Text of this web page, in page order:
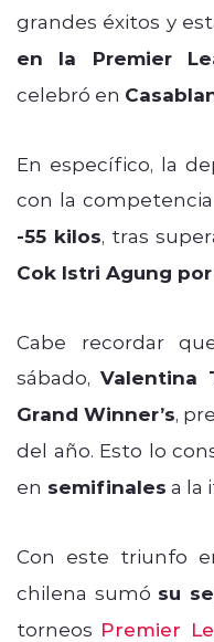
grandes éxitos y
en la Premier
celebró en
En específico, la
con la
-55 kilos, tras
Cok Istri Agung por
Cabe recordar
sábado, Valentina
Grand Winner’s,
del año. Esto lo
en semifinales a la
Con este triunfo
chilena sumó su
torneos Premier